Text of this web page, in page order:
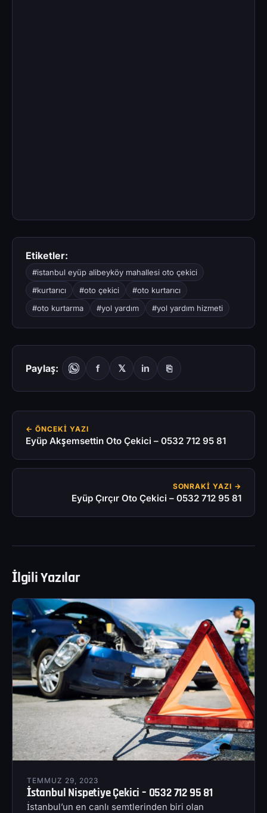
Etiketler:
#istanbul eyüp alibeyköy mahallesi oto çekici
#kurtarıcı
#oto çekici
#oto kurtarıcı
#oto kurtarma
#yol yardım #yol yardım hizmeti
Paylaş: f 𝕏 in ⎘
← ÖNCEKI YAZI
Eyüp Akşemsettin Oto Çekici – 0532 712 95 81
SONRAKI YAZI →
Eyüp Çırçır Oto Çekici – 0532 712 95 81
İlgili Yazılar
TEMMUZ 29, 2023
İstanbul Nispetiye Çekici – 0532 712 95 81
İstanbul’un en canlı semtlerinden biri olan